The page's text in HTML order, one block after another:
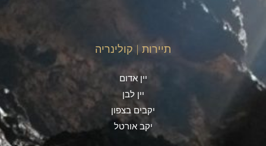
תיירות | קולינריה
יין אדום
יין לבן
יקבים בצפון
יקב אורטל